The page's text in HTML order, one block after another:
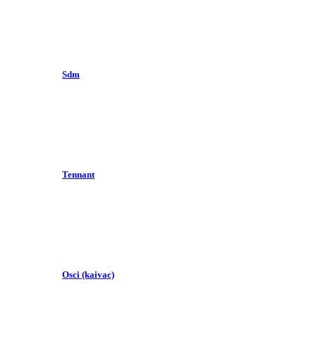
Sdm
Tennant
Osci (kaivac)